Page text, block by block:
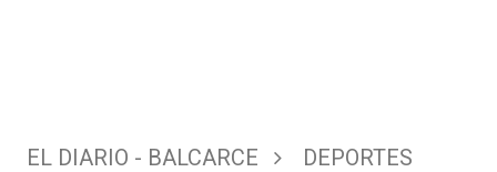
EL DIARIO - BALCARCE
DEPORTES